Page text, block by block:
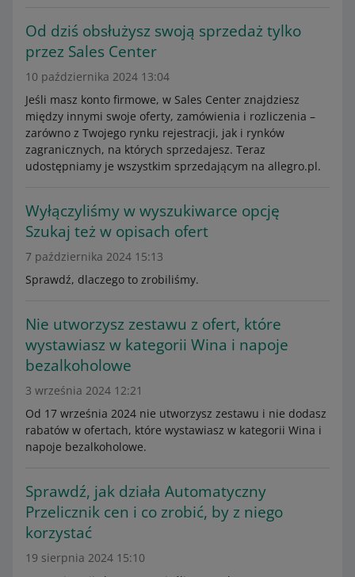
Od dziś obsłużysz swoją sprzedaż tylko
przez Sales Center
10 października 2024 13:04
Jeśli masz konto firmowe, w Sales Center znajdziesz
między innymi swoje oferty, zamówienia i rozliczenia –
zarówno z Twojego rynku rejestracji, jak i rynków
zagranicznych, na których sprzedajesz. Teraz
udostępniamy je wszystkim sprzedającym na allegro.pl.
Wyłączyliśmy w wyszukiwarce opcję
Szukaj też w opisach ofert
7 października 2024 15:13
Sprawdź, dlaczego to zrobiliśmy.
Nie utworzysz zestawu z ofert, które
wystawiasz w kategorii Wina i napoje
bezalkoholowe
3 września 2024 12:21
Od 17 września 2024 nie utworzysz zestawu i nie dodasz
rabatów w ofertach, które wystawiasz w kategorii Wina i
napoje bezalkoholowe.
Sprawdź, jak działa Automatyczny
Przelicznik cen i co zrobić, by z niego
korzystać
19 sierpnia 2024 15:10